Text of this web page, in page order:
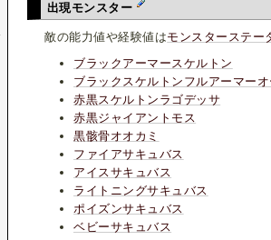
出現モンスター
敵の能力値や経験値はモンスターステー
ブラックアーマースケルトン
ブラックスケルトンフルアーマー
赤黒スケルトンラゴデッサ
赤黒ジャイアントモス
黒骸骨オオカミ
ファイアサキュバス
アイスサキュバス
ライトニングサキュバス
ポイズンサキュバス
ベビーサキュバス